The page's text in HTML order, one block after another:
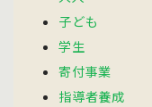
子ども
学生
寄付事業
指導者養成